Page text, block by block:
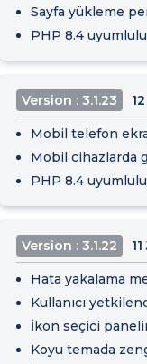
Sayfa yükleme
PHP 8.4
Version : 3.1.23
Mobil telefon
Mobil cihazlarda
PHP 8.4
Version : 3.1.22
Hata yakalama
Kullanıcı
İkon seçici
Koyu temada